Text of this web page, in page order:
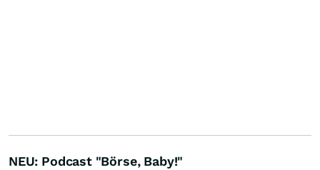
NEU: Podcast "Börse, Baby!"